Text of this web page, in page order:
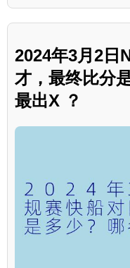
2024年3月2日
才，最终比分
最出X ？